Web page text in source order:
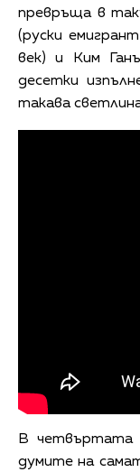
превръща в
(руски
век) и Ким
десетки
такава
В четвъртата
думите на